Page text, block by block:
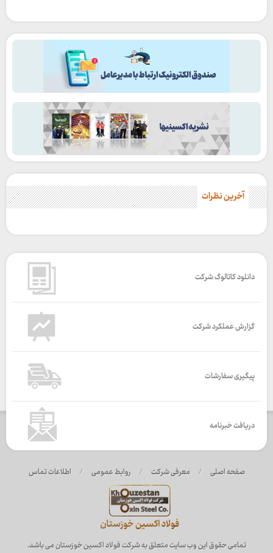
آخرین نظرات
دانلود کاتالوگ شرکت
گزارش عملکرد شرکت
پیگیری سفارشات
دریافت خبرنامه
صفحه اصلی / معرفی شرکت / روابط عمومی / اطلاعات تماس
تمامی حقوق این وب سایت متعلق به شرکت فولاد اکسین خوزستان می باشد.